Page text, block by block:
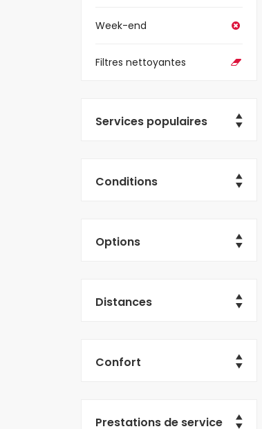
Week-end
Filtres nettoyantes
Services populaires
Conditions
Options
Distances
Confort
Prestations de service